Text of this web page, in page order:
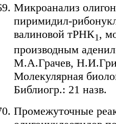
Микроанализ
пиримидил-
валиновой тРНК1,
производным
М.А.Грачев,
Молекулярная
Библиогр.: 21 назв.
Промежуточные